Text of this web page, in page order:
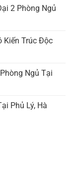
2 Phòng Ngủ
Kiến Trúc Độc
Ngủ Tại
Phủ Lý, Hà